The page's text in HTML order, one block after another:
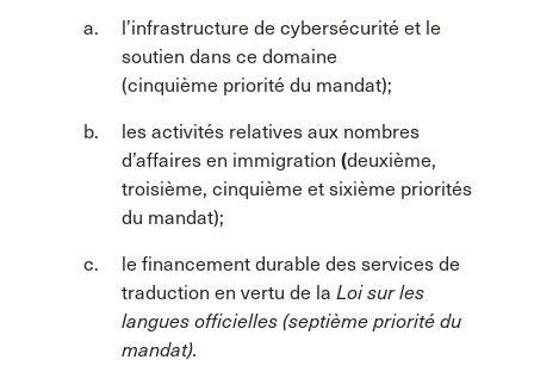
l’infrastructure de cybersécurité et le
soutien dans ce domaine
(cinquième priorité du mandat);
les activités relatives aux nombres
d’affaires en immigration (deuxième,
troisième, cinquième et sixième priorités
du mandat);
le financement durable des services de
traduction en vertu de la Loi sur les
langues officielles (septième priorité du
mandat).